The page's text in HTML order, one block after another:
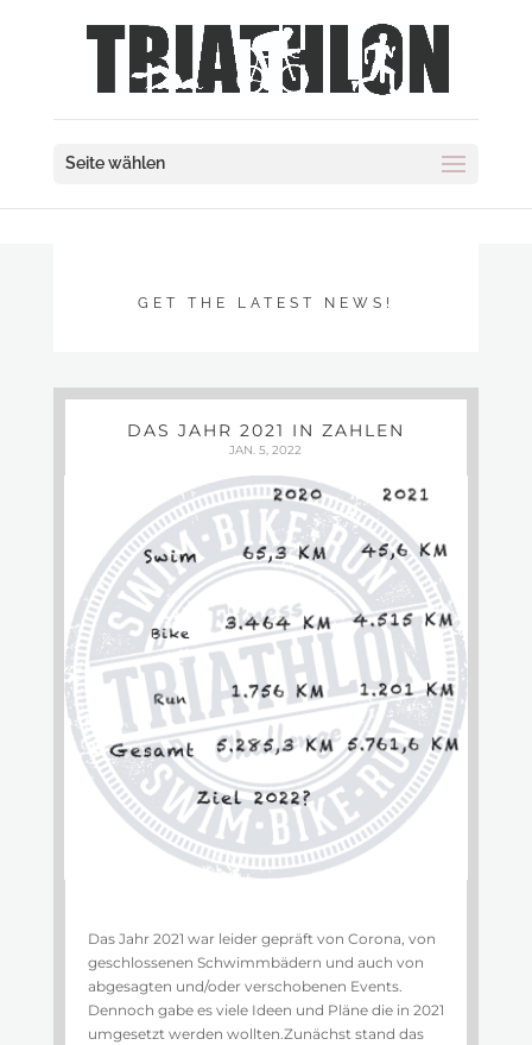
Seite wählen
GET THE LATEST NEWS!
DAS JAHR 2021 IN ZAHLEN
JAN. 5, 2022
Das Jahr 2021 war leider gepräft von Corona, von
geschlossenen Schwimmbädern und auch von
abgesagten und/oder verschobenen Events.
Dennoch gabe es viele Ideen und Pläne die in 2021
umgesetzt werden wollten.Zunächst stand das